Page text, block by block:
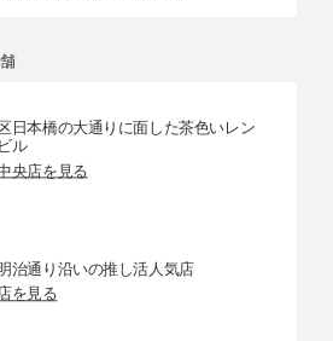
日本橋の大通りに面した茶色いレン
ル
央店を見る
治通り沿いの推し活人気店
を見る